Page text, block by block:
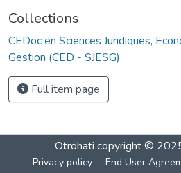
Collections
CEDoc en Sciences Juridiques,
Gestion (CED - SJESG)
Full item page
Otrohati copyright ©
Privacy policy End User